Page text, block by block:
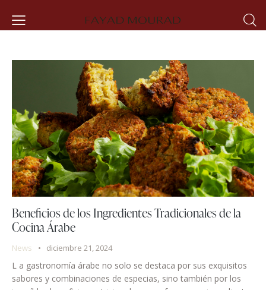
Beneficios de los Ingredientes Tradicionales de la
Cocina Árabe
News diciembre 21, 2024
L a gastronomía árabe no solo se destaca por sus exquisitos
sabores y combinaciones de especias, sino también por los